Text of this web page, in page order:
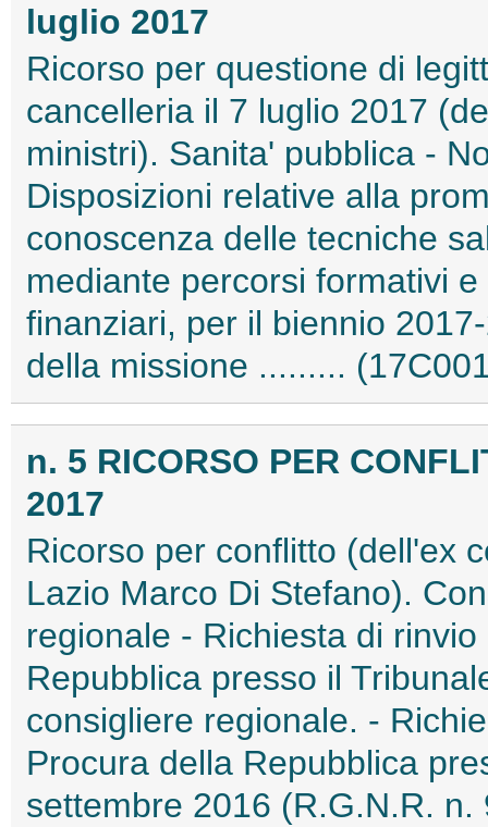
luglio 2017
Ricorso per questione di
cancelleria il 7 luglio 2017
ministri). Sanita' pubblica -
Disposizioni relative alla
conoscenza delle tecniche
mediante percorsi formativi
finanziari, per il biennio
della missione .........
n. 5 RICORSO PER
2017
Ricorso per conflitto (dell'ex
Lazio Marco Di Stefano).
regionale - Richiesta di
Repubblica presso il
consigliere regionale. -
Procura della Repubblica
settembre 2016 (R.G.N.R.